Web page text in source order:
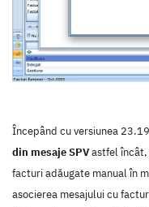
Începând cu versiunea
din mesaje SPVastfel încât,
facturi adăugate manual în
asocierea mesajului cu